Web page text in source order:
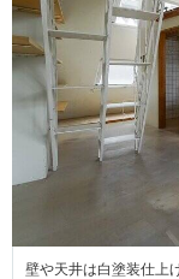
壁や天井は白塗装仕上